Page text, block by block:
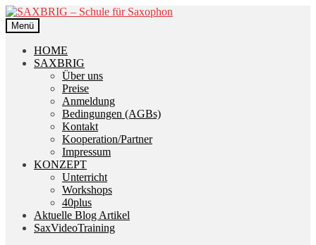
Zur
Navigation
springen
Zum
Inhalt
springen
Menü
HOME
SAXBRIG
Über uns
Preise
Anmeldung
Bedingungen (AGBs)
Kontakt
Kooperation/Partner
Impressum
KONZEPT
Unterricht
Workshops
40plus
Aktuelle Blog Artikel
SaxVideoTraining